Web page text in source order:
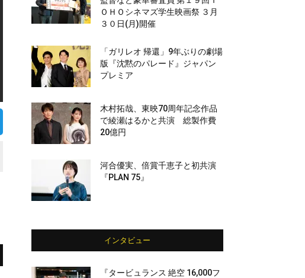
ＯＨＯシネマズ学生映画祭 ３月
３０日(月)開催
「ガリレオ 帰還」9年ぶりの劇場
版『沈黙のパレード』ジャパン
プレミア
木村拓哉、東映70周年記念作品
で綾瀬はるかと共演 総製作費
20億円
河合優実、倍賞千恵子と初共演
『PLAN 75』
インタビュー
『タービュランス 絶空 16,000フ